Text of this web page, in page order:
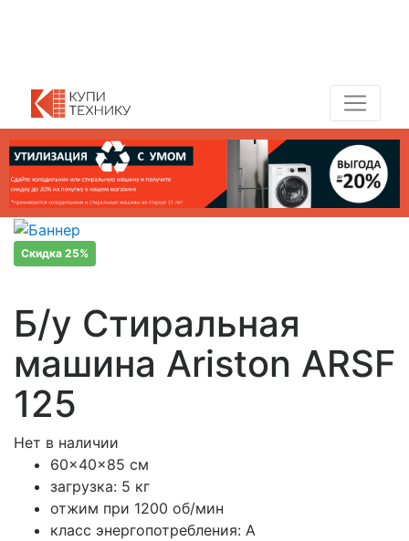
Скидка 25%
Б/у Стиральная
машина Ariston ARSF
125
Нет в наличии
60x40x85 см
загрузка: 5 кг
отжим при 1200 об/мин
класс энергопотребления: A